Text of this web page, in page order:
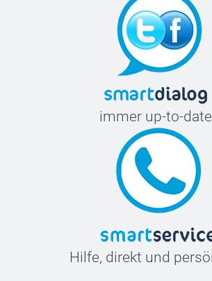
immer up-to-date
Hilfe, direkt und